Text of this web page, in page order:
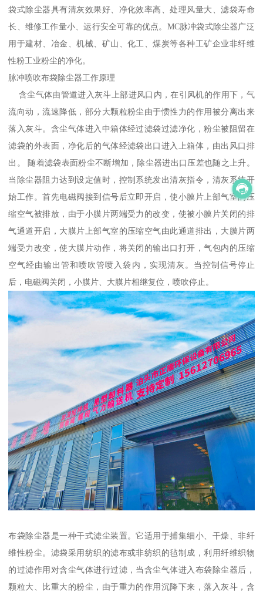
袋式除尘器具有清灰效果好、净化效率高、处理风量大、滤袋寿命
长、维修工作量小、运行安全可靠的优点。MC脉冲袋式除尘器广泛
用于建材、冶金、机械、矿山、化工、煤炭等各种工矿企业非纤维
性粉工业粉尘的净化。
脉冲喷吹布袋除尘器工作原理
含尘气体由管道进入灰斗上部进风口内，在引风机的作用下，气
流向动，流速降低，部分大颗粒粉尘由于惯性力的作用被分离出来
落入灰斗。含尘气体进入中箱体经过滤袋过滤净化，粉尘被阻留在
滤袋的外表面，净化后的气体经滤袋出口进入上箱体，由出风口排
出。 随着滤袋表面粉尘不断增加，除尘器进出口压差也随之上升。
当除尘器阻力达到设定值时，控制系统发出清灰指令，清灰系统开
始工作。首先电磁阀接到信号后立即开启，使小膜片上部气室的压
缩空气被排放，由于小膜片两端受力的改变，使被小膜片关闭的排
气通道开启，大膜片上部气室的压缩空气由此通道排出，大膜片两
端受力改变，使大膜片动作，将关闭的输出口打开，气包内的压缩
空气经由输出管和喷吹管喷入袋内，实现清灰。当控制信号停止
后，电磁阀关闭，小膜片、大膜片相继复位，喷吹停止。
布袋除尘器是一种干式滤尘装置。它适用于捕集细小、干燥、非纤
维性粉尘。滤袋采用纺织的滤布或非纺织的毡制成，利用纤维织物
的过滤作用对含尘气体进行过滤，当含尘气体进入布袋除尘器后，
颗粒大、比重大的粉尘，由于重力的作用沉降下来，落入灰斗，含